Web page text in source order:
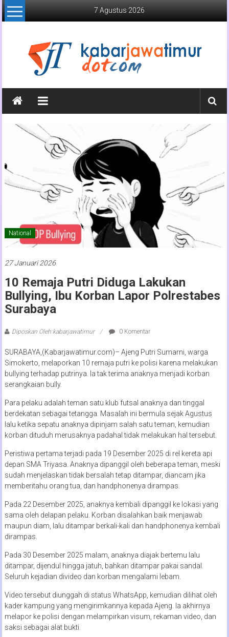
Lompat
ke
7 Agustus 2026
Kabar
Jawa
Timur
Jawa
Timur
National
27 Januari 2026
10 Remaja Putri Diduga Lakukan
Bullying, Ibu Korban Lapor Polrestabes
Surabaya
Diposkan Oleh:kabarjawatimur 0 Komentar
SURABAYA,(Kabarjawatimur.com)– Ajeng Putri Sumarni, warga
Simokerto, melaporkan 10 remaja putri ke polisi karena melakukan
bullying terhadap putrinya. Ia tak terima anaknya menjadi korban
serangkaian bully.
Para pelaku adalah teman satu klub futsal anaknya dan tinggal
berdekatan sebagai tetangga. Masalah ini bermula sejak Agustus
lalu ketika sepatu anaknya dipinjam salah satu teman, kemudian
korban dituduh merusaknya padahal tidak melakukan hal tersebut.
Peristiwa pertama terjadi pada 19 Desember 2025 di rel kereta api
depan SMA Triyasa. Anaknya dipanggil oleh beberapa teman, meski
sudah menjelaskan tidak bersalah tetap ditampar, diancam jika
memberitahu orang tua, dan handphonenya dirampas.
Pada 22 Desember 2025, anaknya kembali dipanggil ke lokasi yang
sama oleh delapan pelaku. Korban disalahkan baik menjawab
maupun diam, lalu ditampar berkali-kali dan handphonenya kembali
dirampas.
Pada 30 Desember 2025 malam, anaknya diajak bertemu lalu
ditampar, dijendul hingga jatuh, bahkan ditampar pakai sandal.
Seluruh kejadian divideo dan korban mengalami lebam.
Video tersebut diunggah di status WhatsApp, kemudian dilihat oleh
kader kampung yang mengirimkannya kepada Ajeng. Ia akhirnya
melapor ke polisi dengan melampirkan visum, rekaman video, dan
saksi sebagai alat bukti.